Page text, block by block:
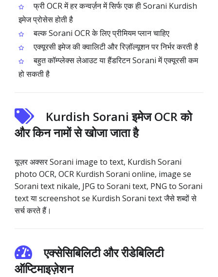
फ्री OCR में हर कन्वर्ज़न में सिर्फ एक ही Sorani Kurdish
इमेज प्रोसेस होती है
बल्क Sorani OCR के लिए प्रीमियम प्लान चाहिए
एक्यूरसी इमेज की क्वालिटी और रिज़ॉल्यूशन पर निर्भर करती है
बहुत कॉम्प्लेक्स लेआउट या हैंडरिटन Sorani में एक्यूरसी कम
हो सकती है
Kurdish Sorani इमेज OCR को
और किन नामों से खोजा जाता है
यूज़र अक्सर Sorani image to text, Kurdish Sorani
photo OCR, OCR Kurdish Sorani online, image se
Sorani text nikale, JPG to Sorani text, PNG to Sorani
text या screenshot se Kurdish Sorani text जैसे शब्दों से
सर्च करते हैं।
एक्सेसिबिलिटी और रीडेबिलिटी
ऑप्टिमाइज़ेशन